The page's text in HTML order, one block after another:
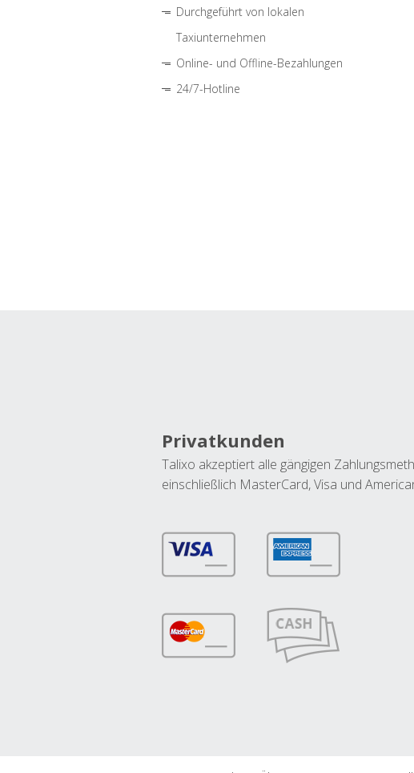
Durchgeführt von lokalen
Taxiunternehmen
Online- und Offline-Bezahlungen
24/7-Hotline
Privatkunden
Talixo akzeptiert alle gängigen
einschließlich MasterCard, Visa und